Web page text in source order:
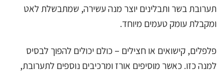
תערובת בשר ותבלינים יוצר מנה עשירה, שמתבשלת לאט
ומקבלת עומק טעמים מיוחד.
פלפלים, קישואים או חצילים – כולם יכולים להפוך לבסיס
למנה כזו. כאשר מוסיפים אורז ומרכיבים נוספים לתערובת,